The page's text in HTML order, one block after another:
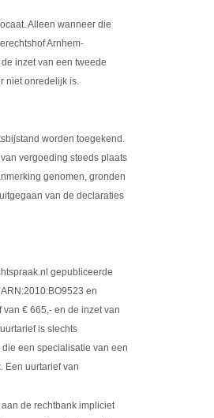
Alleen wanneer die
Arnhem-
inzet van een tweede
niet onredelijk is.
worden toegekend.
vergoeding steeds plaats
genomen, gronden
van de declaraties
gepubliceerde
en
€ 665,- en de inzet van
is slechts
een specialisatie van een
Een uurtarief van
de rechtbank impliciet